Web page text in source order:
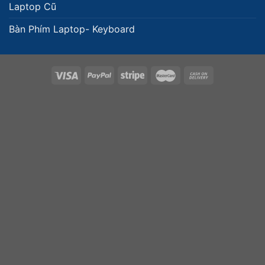
Laptop Cũ
Bàn Phím Laptop- Keyboard